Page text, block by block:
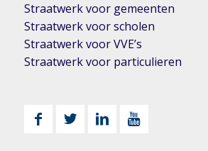
Straatwerk voor gemeenten
Straatwerk voor scholen
Straatwerk voor VVE’s
Straatwerk voor particulieren